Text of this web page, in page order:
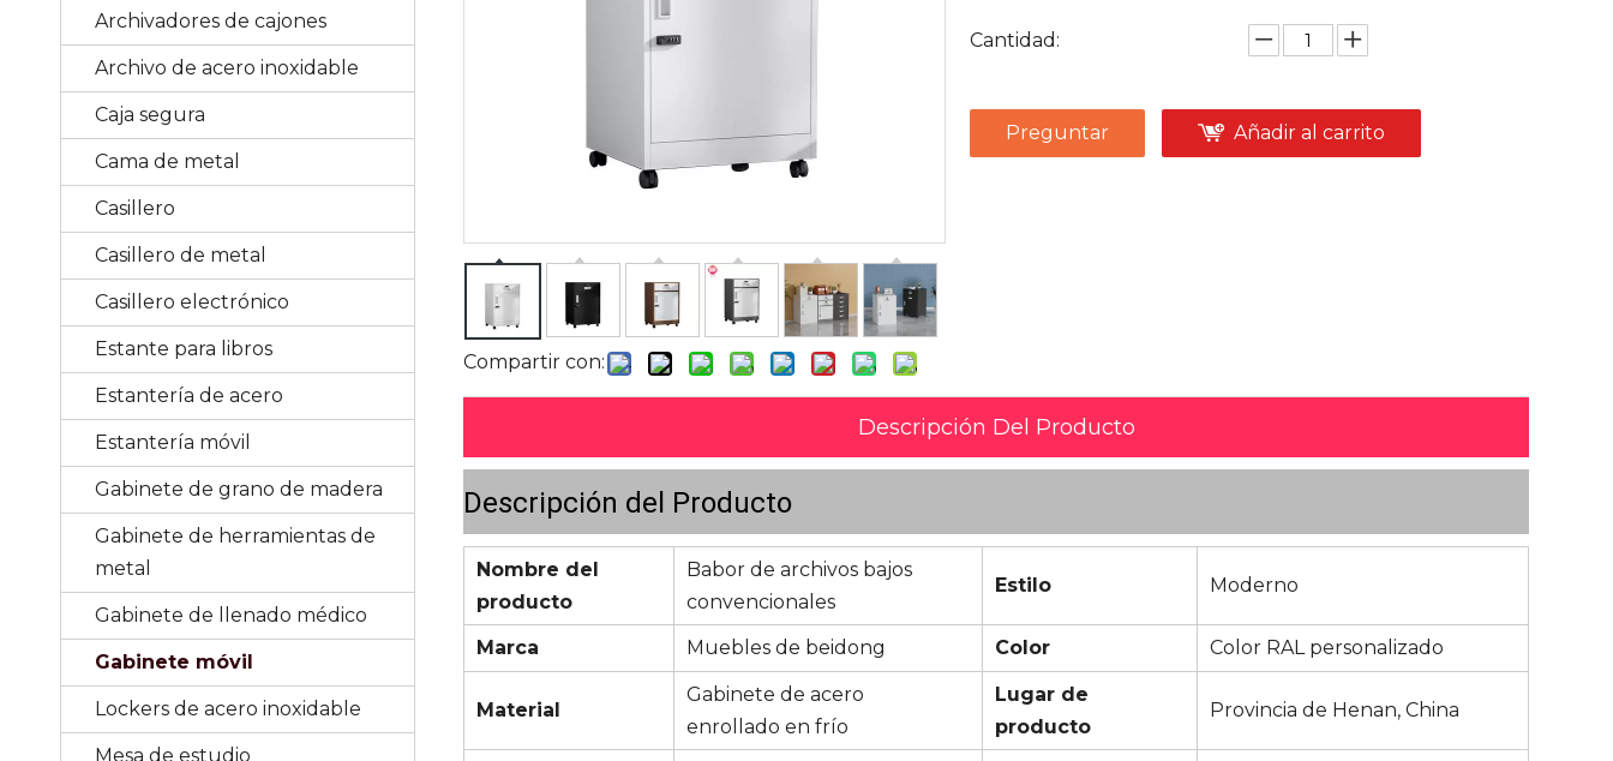
Archivadores de cajones
Archivo de acero inoxidable
Caja segura
Cama de metal
Casillero
Casillero de metal
Casillero electrónico
Estante para libros
Estantería de acero
Estantería móvil
Gabinete de grano de madera
Gabinete de herramientas de
metal
Gabinete de llenado médico
Gabinete móvil
Lockers de acero inoxidable
Mesa de estudio
Compartir con:
Cantidad:
Preguntar Añadir al carrito
Descripción Del Producto
Descripción del Producto
Nombre del
producto
Babor de archivos bajos
convencionales
Estilo Moderno
Marca Muebles de beidong Color Color RAL personalizado
Material
Gabinete de acero
enrollado en frío
Lugar de
producto
Provincia de Henan, China